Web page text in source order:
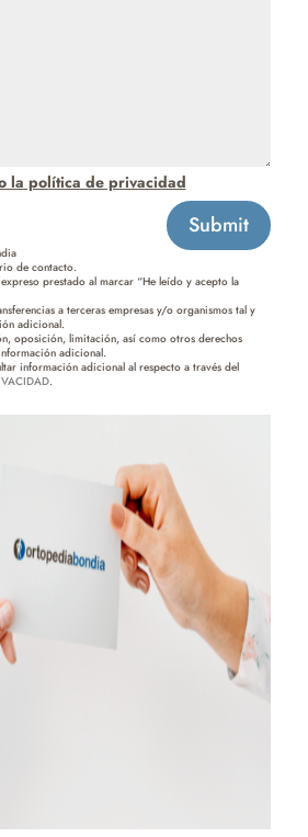
la política de privacidad
Submit
de contacto.
prestado al marcar “He leído y acepto la
a terceras empresas y/o organismos tal y
adicional.
oposición, limitación, así como otros derechos
adicional.
información adicional al respecto a través del
.